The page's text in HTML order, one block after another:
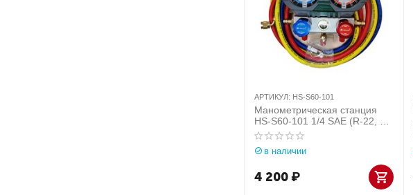
АРТИКУЛ: HS-S60-101
Манометрическая станция
HS-S60-101 1/4 SAE (R-22, R-
134a, R-404a, R-407C)
в наличии
4 200₽